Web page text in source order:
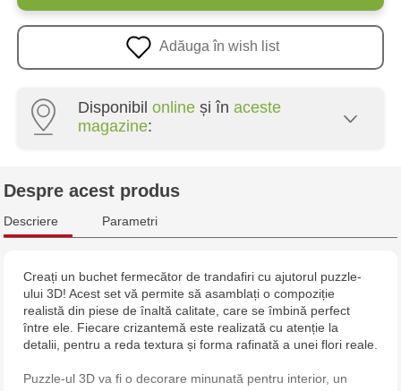
Adăuga în wish list
Disponibil online și în aceste
magazine:
Jucarenia Buiucani Alfa
Multistore Soroca - bd. Ștefan cel Mare, 110
Jucărenia Bălți- EviMall, et2
Despre acest produs
Descriere Parametri
Creați un buchet fermecător de trandafiri cu ajutorul puzzle-
ului 3D! Acest set vă permite să asamblați o compoziție
realistă din piese de înaltă calitate, care se îmbină perfect
între ele. Fiecare crizantemă este realizată cu atenție la
detalii, pentru a reda textura și forma rafinată a unei flori reale.
Puzzle-ul 3D va fi o decorare minunată pentru interior, un